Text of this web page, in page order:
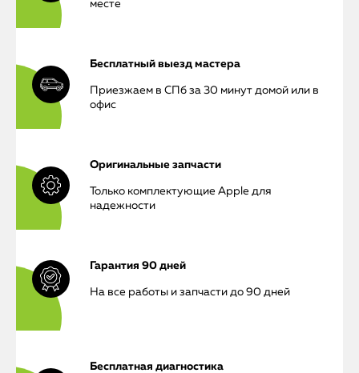
месте
Бесплатный выезд мастера
Приезжаем в СПб за 30 минут домой или в
офис
Оригинальные запчасти
Только комплектующие Apple для
надежности
Гарантия 90 дней
На все работы и запчасти до 90 дней
Бесплатная диагностика